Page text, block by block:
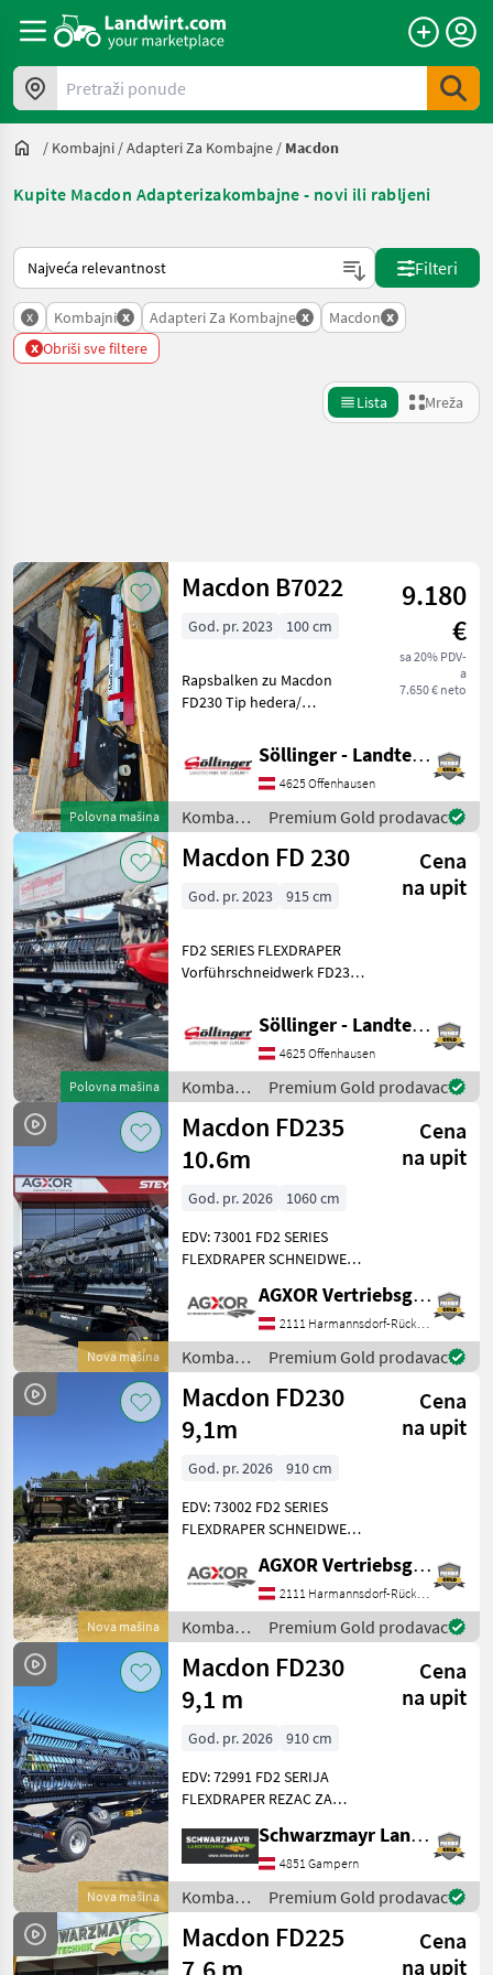
Pretraži ponude
/ Kombajni /Adapteri Za Kombajne / Macdon
Kupite Macdon Adapterizakombajne - novi ili rabljeni
Način na koji sortira Landwirt.com
Filteri
x Kombajni x Adapteri Za Kombajne x Macdon x
x Obriši sve filtere
Lista Mreža
Kategorija 4 Država Filteri
TRENUTNA
PUTANJA
Poljoprivredna
tehnika
Kombajni
Adapteri Za
Kombajne
IZABERITE
KATEGORIJU
Macdon
Claas
Kemper
Krone
Geringhoff
New Holland
Prikaži
sve
(30)
MODEL
FD230
MARKETPLACE
Marketplace
Ponude
trgovaca
Oglasi
Resetuj
Prikaži
11
rezultata
Polovna mašina
Macdon B7022
9.180
€
sa 20% PDV-
a
7.650 € neto
God. pr. 2023 100 cm
Rapsbalken zu Macdon
FD230 Tip hedera/
za žito, Fiksno, : Fiksno
Kombajni Adapteri za
Söllinger - Landtechnik GmbH
4625 Offenhausen
Kombajni
/ Macdon
Premium Gold prodavac
Polovna mašina
Macdon FD 230
Cena
na upit
God. pr. 2023 915 cm
FD2 SERIES FLEXDRAPER
Vorführschneidwerk FD230
CASE B7001CBF - Adapter
Seriennr. 465498-23 FM200
21iger Verzahnu
Söllinger - Landtechnik GmbH
4625 Offenhausen
Kombajni
/ Macdon
Premium Gold prodavac
Nova mašina
Macdon FD235
10.6m
Cena
na upit
God. pr. 2026
1060 cm
EDV: 73001 FD2 SERIES
FLEXDRAPER SCHNEIDWERK
(10.6m) Schneidwerk für
Mähdrescher - FM200 für
Claas - Gelenkwelle mit
21iger Verzahnung
AGXOR Vertriebsgesellschaft Ost GmbH
2111 Harmannsdorf-Rückersdorf
Kombajni
/ Macdon
Premium Gold prodavac
Nova mašina
Macdon FD230
9,1m
Cena
na upit
God. pr. 2026
910 cm
EDV: 73002 FD2 SERIES
FLEXDRAPER SCHNEIDWERK
(9.1m) Schneidwerk für
Mähdrescher - FM200 für
John Deere S7 -
Gelenkwelle mit 21iger V
AGXOR Vertriebsgesellschaft Ost GmbH
2111 Harmannsdorf-Rückersdorf
Kombajni
/ Macdon
Premium Gold prodavac
Nova mašina
Macdon FD230
9,1 m
Cena
na upit
God. pr. 2026
910 cm
EDV: 72991 FD2 SERIJA
FLEXDRAPER REZAC ZA
Heder za kombajne - FM200
za Claas - Kardansko vratilo
s 21 zubom - Strugač FM200
- Komplet prs
Schwarzmayr Landtechnik GmbH - Gampern
4851 Gampern
Kombajni
/ Macdon
Premium Gold prodavac
Macdon FD225
Cena
na upit